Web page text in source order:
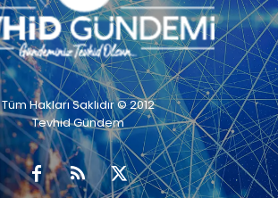
Tüm Hakları Saklıdır © 2012
Tevhid Gündem